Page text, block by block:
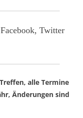
Twitter
alle Termine
Änderungen sind